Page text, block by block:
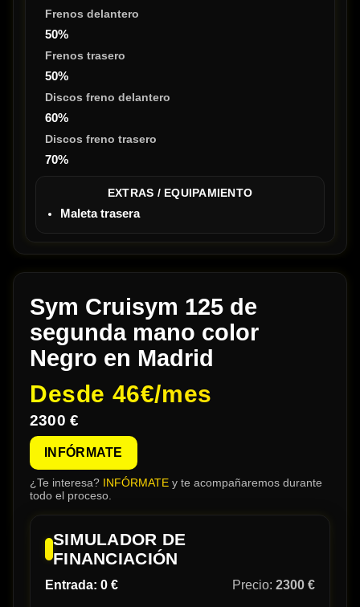
Frenos delantero
50%
Frenos trasero
50%
Discos freno delantero
60%
Discos freno trasero
70%
EXTRAS / EQUIPAMIENTO
Maleta trasera
Sym Cruisym 125 de
segunda mano color
Negro en Madrid
Desde 46€/mes
2300 €
INFÓRMATE
¿Te interesa? INFÓRMATE y te acompañaremos durante
todo el proceso.
SIMULADOR DE
FINANCIACIÓN
Entrada: 0 € Precio: 2300 €